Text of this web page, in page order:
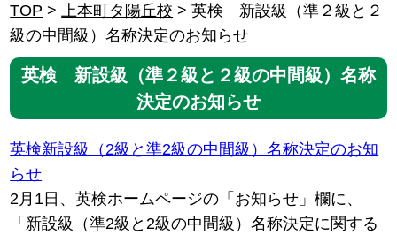
TOP >上本町タ陽丘校 >英検 新設級（準２級と２
級の中間級）名称決定のお知らせ
英検 新設級（準２級と２級の中間級）名称
決定のお知らせ
英検新設級（2級と準2級の中間級）名称決定のお知
らせ
2月1日、英検ホームページの「お知らせ」欄に、
「新設級（準2級と2級の中間級）名称決定に関する